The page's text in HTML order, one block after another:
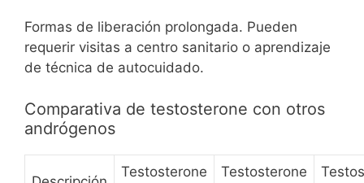
Formas de liberación prolongada. Pueden
requerir visitas a centro sanitario o aprendizaje
de técnica de autocuidado.
Comparativa de testosterone con otros
andrógenos
Testosterone
Testosterone